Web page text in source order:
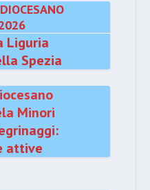
Liguria
Spezia
Minori
attive